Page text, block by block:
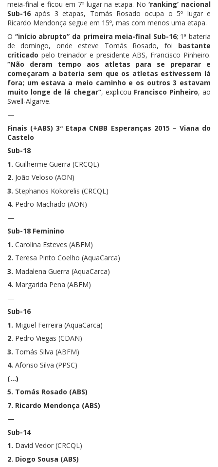
meia-final e ficou em 7º lugar na etapa. No‘ranking’ nacional
Sub-16 após 3 etapas, Tomás Rosado ocupa o 5º lugar e
Ricardo Mendonça segue em 15º, mas com menos uma etapa.
O “início abrupto” da primeira meia-final Sub-16; 1ª bateria
de domingo, onde esteve Tomás Rosado, foi bastante
criticado pelo treinador e presidente ABS, Francisco Pinheiro.
“Não deram tempo aos atletas para se preparar e
começaram a bateria sem que os atletas estivessem lá
fora; um estava a meio caminho e os outros 3 estavam
muito longe de lá chegar”, explicou Francisco Pinheiro, ao
Swell-Algarve.
—
Finais (+ABS) 3ª Etapa CNBB Esperanças 2015 – Viana do
Castelo
Sub-18
1. Guilherme Guerra (CRCQL)
2. João Veloso (AON)
3. Stephanos Kokorelis (CRCQL)
4. Pedro Machado (AON)
—
Sub-18 Feminino
1. Carolina Esteves (ABFM)
2. Teresa Pinto Coelho (AquaCarca)
3. Madalena Guerra (AquaCarca)
4. Margarida Pena (ABFM)
—
Sub-16
1. Miguel Ferreira (AquaCarca)
2. Pedro Viegas (CDAN)
3. Tomás Silva (ABFM)
4. Afonso Silva (PPSC)
(…)
5. Tomás Rosado (ABS)
7. Ricardo Mendonça (ABS)
—
Sub-14
1. David Vedor (CRCQL)
2. Diogo Sousa (ABS)